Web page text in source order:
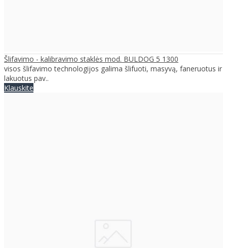
Šlifavimo - kalibravimo staklės mod. BULDOG 5 1300
visos šlifavimo technologijos galima šlifuoti, masyvą, faneruotus ir
lakuotus pav..
Klauskite